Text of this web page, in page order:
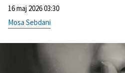
16 maj 2026 03:30
Mosa Sebdani